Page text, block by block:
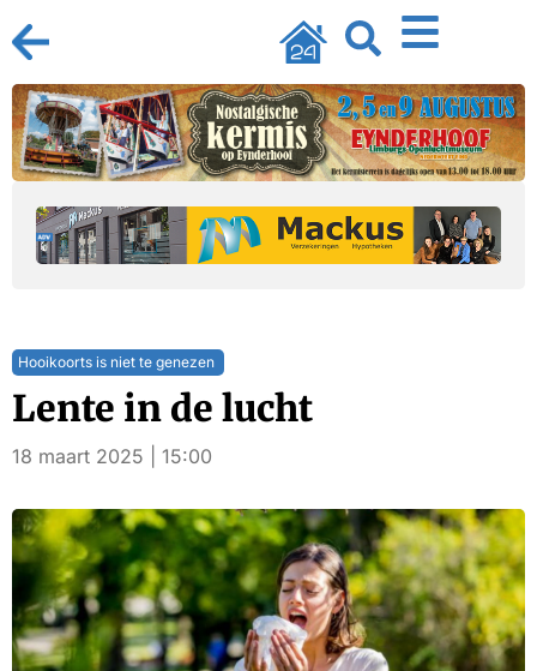
Hooikoorts is niet te genezen
Lente in de lucht
18 maart 2025 | 15:00